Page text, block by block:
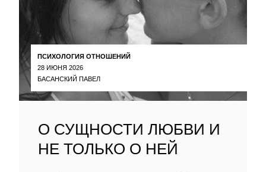
ПСИХОЛОГИЯ ОТНОШЕНИЙ
28 ИЮНЯ 2026
БАСАНСКИЙ ПАВЕЛ
О СУЩНОСТИ ЛЮБВИ И
НЕ ТОЛЬКО О НЕЙ